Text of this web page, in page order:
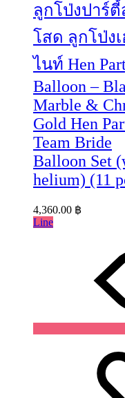
ลูกโป่งปาร์ตี้
โสด ลูกโป่ง
ไนท์ Hen
Balloon –
Marble &
Gold Hen
Team Bride
Balloon Set
helium) (11
4,360.00 ฿
Line